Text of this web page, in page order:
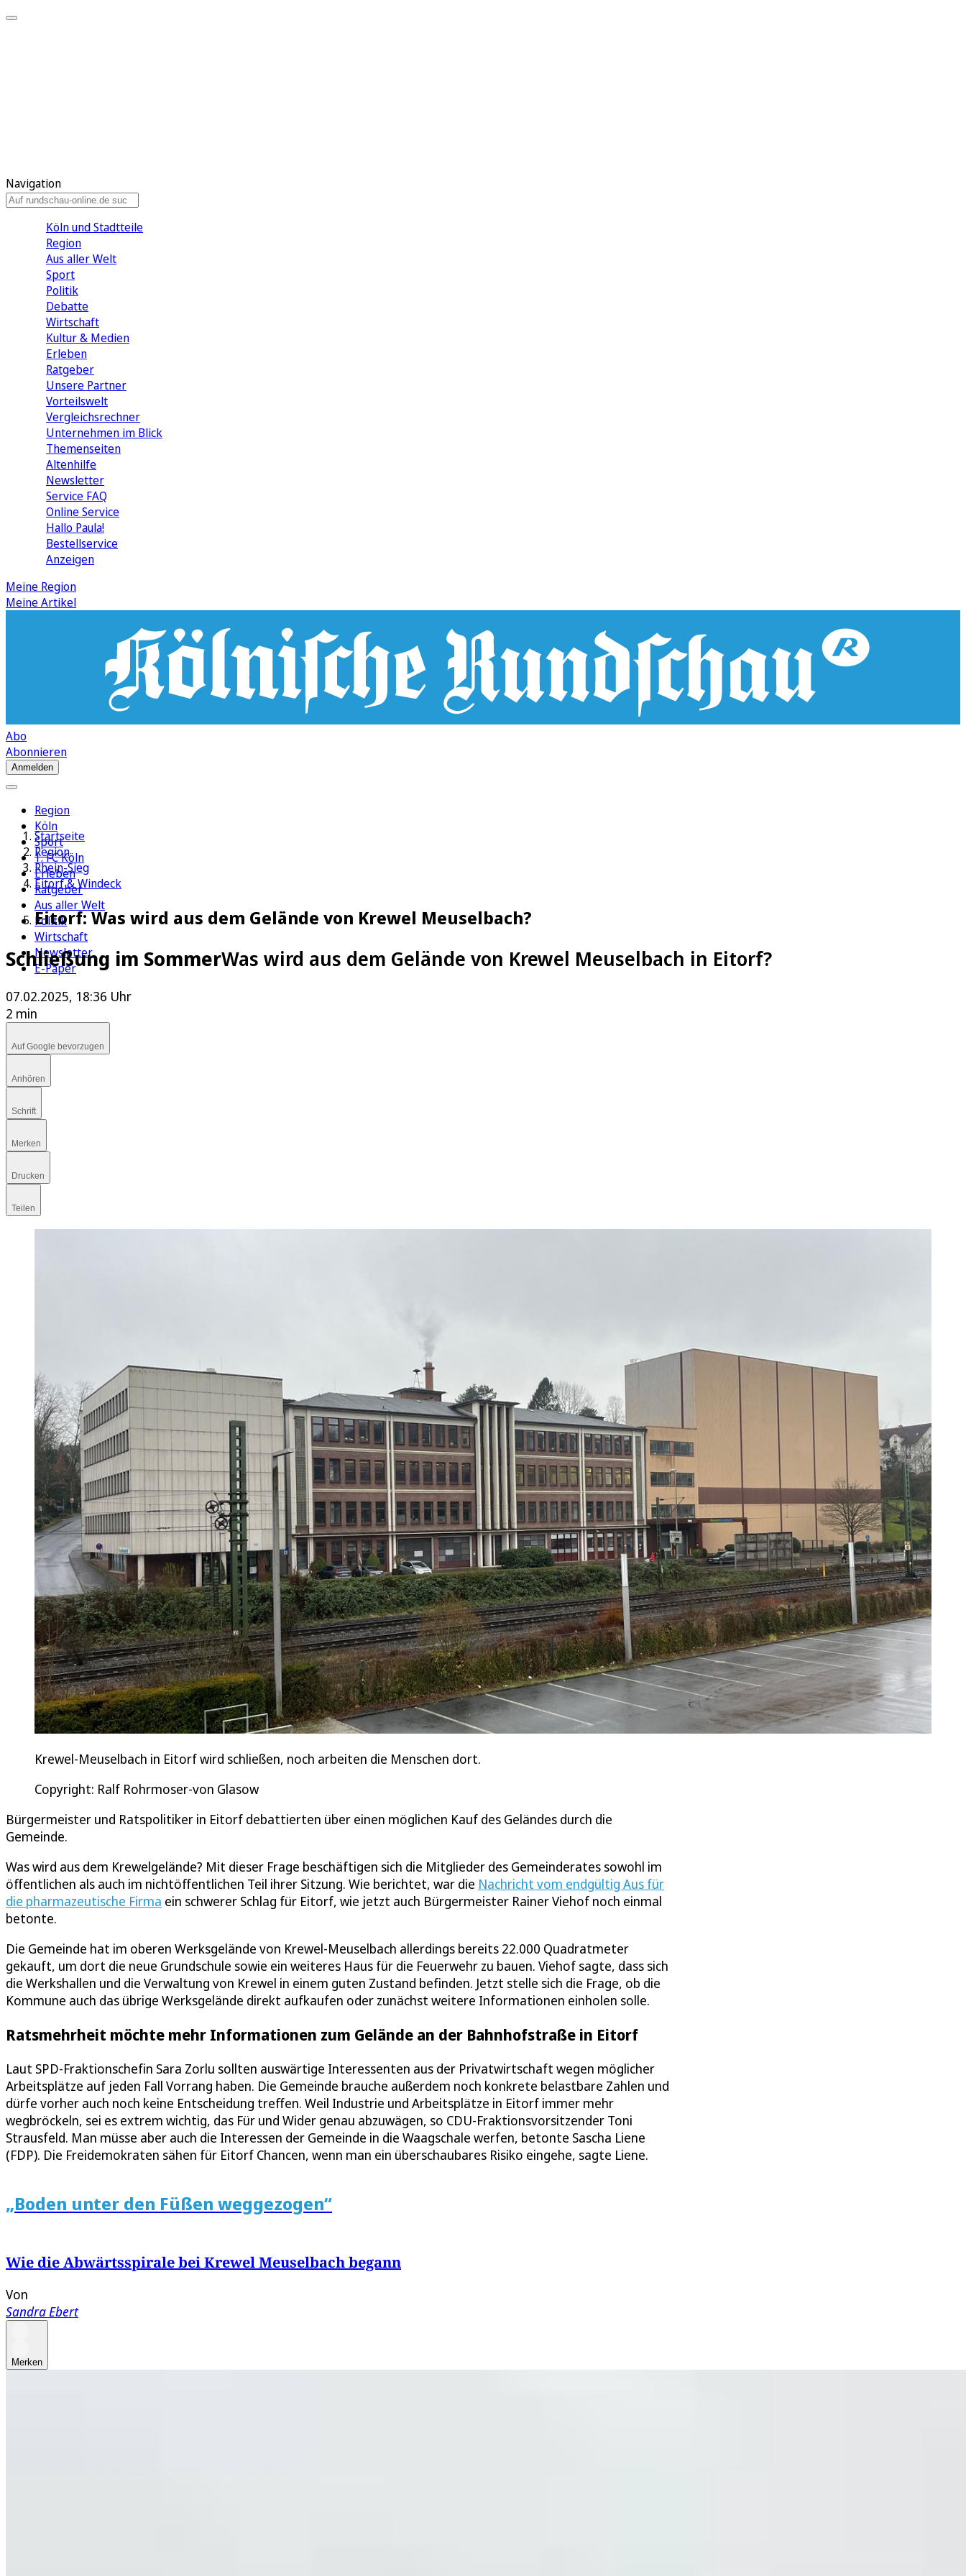
Navigation
Köln und Stadtteile
Region
Aus aller Welt
Sport
Politik
Debatte
Wirtschaft
Kultur & Medien
Erleben
Ratgeber
Unsere Partner
Vorteilswelt
Vergleichsrechner
Unternehmen im Blick
Themenseiten
Altenhilfe
Newsletter
Service FAQ
Online Service
Hallo Paula!
Bestellservice
Anzeigen
Meine Region
Meine Artikel
Abo
Abonnieren
Anmelden
Region
Köln
Sport
1. FC Köln
Erleben
Ratgeber
Aus aller Welt
Politik
Wirtschaft
Newsletter
E-Paper
Startseite
Region
Rhein-Sieg
Eitorf & Windeck
Eitorf: Was wird aus dem Gelände von Krewel Meuselbach?
Schließung im SommerWas wird aus dem Gelände von Krewel Meuselbach in Eitorf?
07.02.2025, 18:36 Uhr
2 min
Auf Google bevorzugen
Anhören
Schrift
Merken
Drucken
Teilen
Krewel-Meuselbach in Eitorf wird schließen, noch arbeiten die Menschen dort.
Copyright: Ralf Rohrmoser-von Glasow
Bürgermeister und Ratspolitiker in Eitorf debattierten über einen möglichen Kauf des Geländes durch die
Gemeinde.
Was wird aus dem Krewelgelände? Mit dieser Frage beschäftigen sich die Mitglieder des Gemeinderates sowohl im
öffentlichen als auch im nichtöffentlichen Teil ihrer Sitzung. Wie berichtet, war die Nachricht vom endgültig Aus für
die pharmazeutische Firma ein schwerer Schlag für Eitorf, wie jetzt auch Bürgermeister Rainer Viehof noch einmal
betonte.
Die Gemeinde hat im oberen Werksgelände von Krewel-Meuselbach allerdings bereits 22.000 Quadratmeter
gekauft, um dort die neue Grundschule sowie ein weiteres Haus für die Feuerwehr zu bauen. Viehof sagte, dass sich
die Werkshallen und die Verwaltung von Krewel in einem guten Zustand befinden. Jetzt stelle sich die Frage, ob die
Kommune auch das übrige Werksgelände direkt aufkaufen oder zunächst weitere Informationen einholen solle.
Ratsmehrheit möchte mehr Informationen zum Gelände an der Bahnhofstraße in Eitorf
Laut SPD-Fraktionschefin Sara Zorlu sollten auswärtige Interessenten aus der Privatwirtschaft wegen möglicher
Arbeitsplätze auf jeden Fall Vorrang haben. Die Gemeinde brauche außerdem noch konkrete belastbare Zahlen und
dürfe vorher auch noch keine Entscheidung treffen. Weil Industrie und Arbeitsplätze in Eitorf immer mehr
wegbröckeln, sei es extrem wichtig, das Für und Wider genau abzuwägen, so CDU-Fraktionsvorsitzender Toni
Strausfeld. Man müsse aber auch die Interessen der Gemeinde in die Waagschale werfen, betonte Sascha Liene
(FDP). Die Freidemokraten sähen für Eitorf Chancen, wenn man ein überschaubares Risiko eingehe, sagte Liene.
„Boden unter den Füßen weggezogen“
Wie die Abwärtsspirale bei Krewel Meuselbach begann
Von
Sandra Ebert
Merken